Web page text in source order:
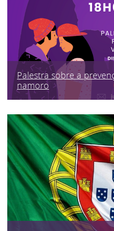
Palestra sobre a
namoro